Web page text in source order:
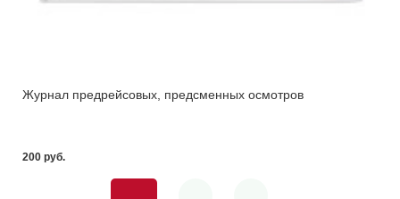
Журнал предрейсовых, предсменных осмотров
200 pуб.